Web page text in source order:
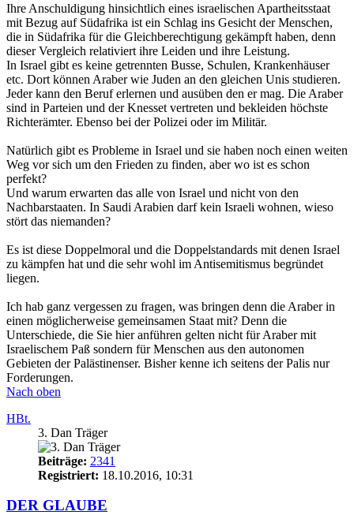
Ihre Anschuldigung hinsichtlich eines israelischen Apartheitsstaat
mit Bezug auf Südafrika ist ein Schlag ins Gesicht der Menschen,
die in Südafrika für die Gleichberechtigung gekämpft haben, denn
dieser Vergleich relativiert ihre Leiden und ihre Leistung.
In Israel gibt es keine getrennten Busse, Schulen, Krankenhäuser
etc. Dort können Araber wie Juden an den gleichen Unis studieren.
Jeder kann den Beruf erlernen und ausüben den er mag. Die Araber
sind in Parteien und der Knesset vertreten und bekleiden höchste
Richterämter. Ebenso bei der Polizei oder im Militär.
Natürlich gibt es Probleme in Israel und sie haben noch einen weiten
Weg vor sich um den Frieden zu finden, aber wo ist es schon
perfekt?
Und warum erwarten das alle von Israel und nicht von den
Nachbarstaaten. In Saudi Arabien darf kein Israeli wohnen, wieso
stört das niemanden?
Es ist diese Doppelmoral und die Doppelstandards mit denen Israel
zu kämpfen hat und die sehr wohl im Antisemitismus begründet
liegen.
Ich hab ganz vergessen zu fragen, was bringen denn die Araber in
einen möglicherweise gemeinsamen Staat mit? Denn die
Unterschiede, die Sie hier anführen gelten nicht für Araber mit
Israelischem Paß sondern für Menschen aus den autonomen
Gebieten der Palästinenser. Bisher kenne ich seitens der Palis nur
Forderungen.
Nach oben
HBt.
3. Dan Träger
Beiträge: 2341
Registriert: 18.10.2016, 10:31
DER GLAUBE